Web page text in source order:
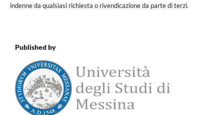
indenne da qualsiasi richiesta o rivendicazione da parte di terzi.
Published by